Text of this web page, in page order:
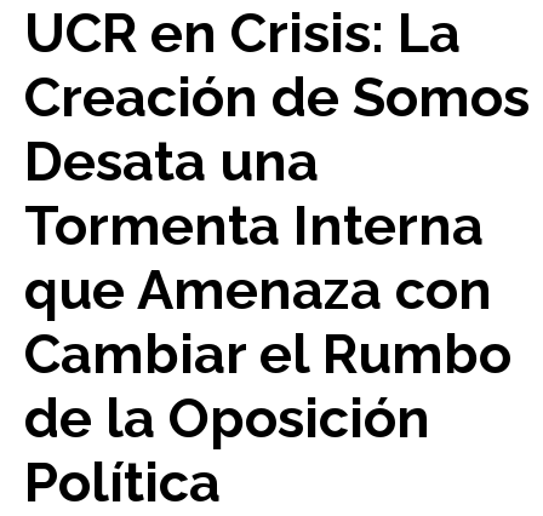
UCR en Crisis: La
Creación de Somos
Desata una
Tormenta Interna
que Amenaza con
Cambiar el Rumbo
de la Oposición
Política